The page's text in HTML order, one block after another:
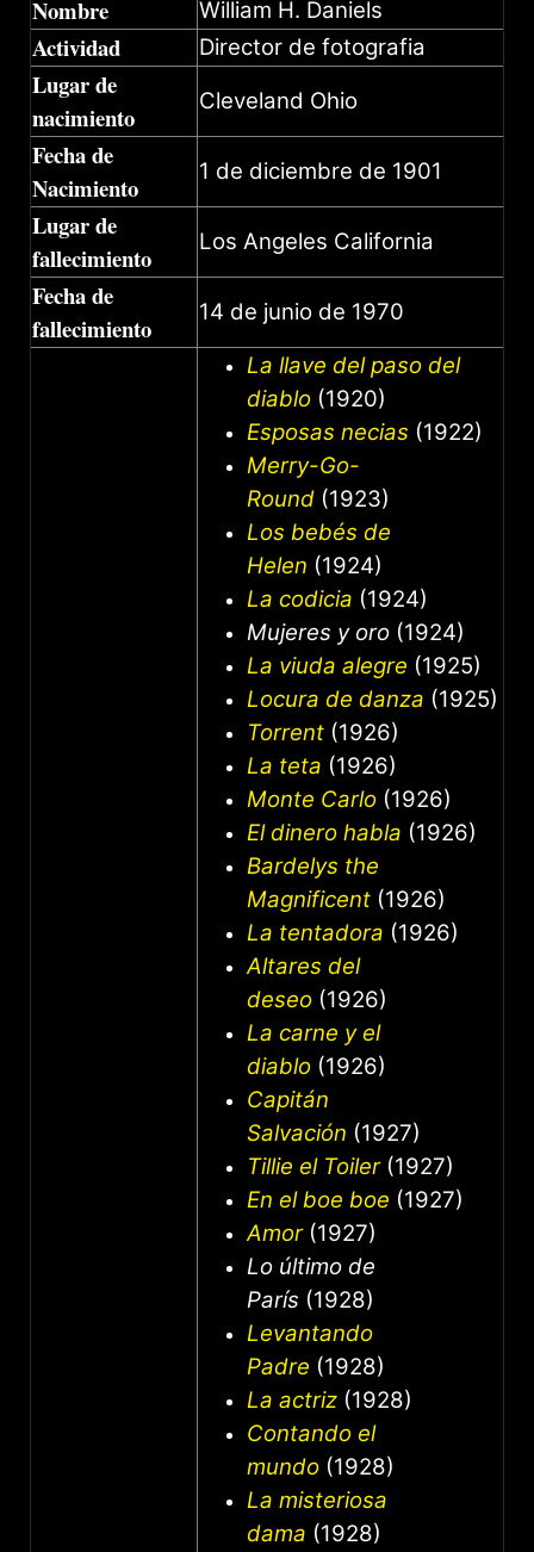
Nombre William H. Daniels
Actividad Director de fotografia
Lugar de
nacimiento
Cleveland Ohio
Fecha de
Nacimiento
1 de diciembre de 1901
Lugar de
fallecimiento
Los Angeles California
Fecha de
fallecimiento
14 de junio de 1970
La llave del paso del
diablo (1920)
Esposas necias (1922)
Merry-Go-
Round (1923)
Los bebés de
Helen (1924)
La codicia (1924)
Mujeres y oro (1924)
La viuda alegre (1925)
Locura de danza (1925)
Torrent (1926)
La teta (1926)
Monte Carlo (1926)
El dinero habla (1926)
Bardelys the
Magnificent (1926)
La tentadora (1926)
Altares del
deseo (1926)
La carne y el
diablo (1926)
Capitán
Salvación (1927)
Tillie el Toiler(1927)
En el boe boe (1927)
Amor(1927)
Lo último de
París (1928)
Levantando
Padre (1928)
La actriz (1928)
Contando el
mundo (1928)
La misteriosa
dama (1928)